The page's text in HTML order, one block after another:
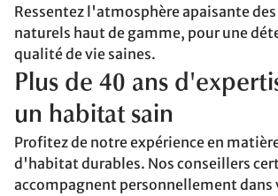
Ressentez l'atmosphère apaisante
naturels haut de gamme, pour une
qualité de vie saines.
Plus de 40 ans
un habitat sain
Profitez de notre expérience en
d'habitat durables. Nos conseillers
accompagnent personnellement dans